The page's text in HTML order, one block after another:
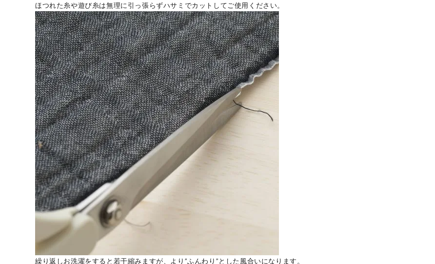
ほつれた糸や遊び糸は無理に引っ張らずハサミでカットしてご使用ください。
繰り返しお洗濯をすると若干縮みますが、より”ふんわり”とした風合いになります。